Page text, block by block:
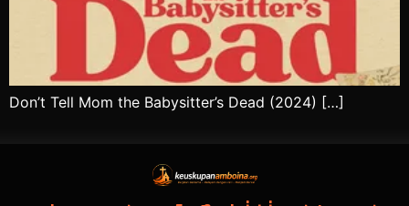
Don’t Tell Mom the Babysitter’s Dead (2024) […]